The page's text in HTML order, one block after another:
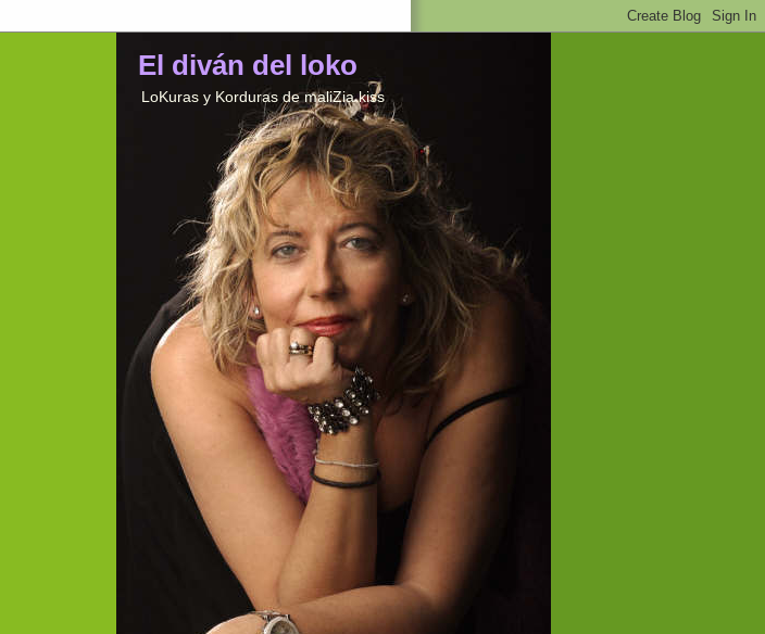
El diván del loko
LoKuras y Korduras de maliZia kiss